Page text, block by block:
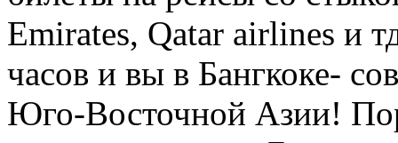
Emirates, Qatar airlines и
часов и вы в Бангкоке-
Юго-Восточной Азии!